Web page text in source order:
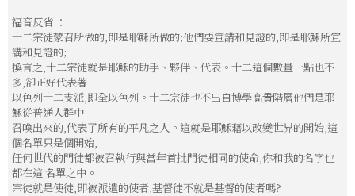
福音反省 ：
十二宗徒蒙召所做的,即是耶穌所做的;他們要宣講和見證的,即是耶穌所宣
講和見證的;
換言之,十二宗徒就是耶穌的助手、夥伴、代表。十二這個數量一點也不
多, 卻正好代表著
以色列十二支派,即全以色列。十二宗徒也不出自博學高貴階層他們是耶
穌從普通人群中
召喚出來的,代表了所有的平凡之人。這就是耶穌藉以改變世界的開始,這
個名單只是個開始,
任何世代的門徒都被召執行與當年首批門徒相同的使命,你和我的名字也
都在這 名單之中。
宗徒就是使徒,即被派遣的使者,基督徒不就是基督的使者嗎?